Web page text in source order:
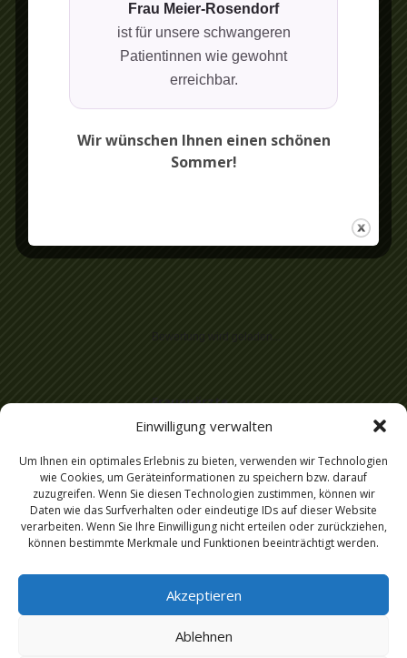
Einwilligung verwalten
Um Ihnen ein optimales Erlebnis zu bieten, verwenden wir Technologien
wie Cookies, um Geräteinformationen zu speichern bzw. darauf
zuzugreifen. Wenn Sie diesen Technologien zustimmen, können wir
Daten wie das Surfverhalten oder eindeutige IDs auf dieser Website
verarbeiten. Wenn Sie Ihre Einwilligung nicht erteilen oder zurückziehen,
können bestimmte Merkmale und Funktionen beeinträchtigt werden.
Akzeptieren
Ablehnen
Frau Dr. med. Christiane Sperschneider
07768 Kahla
Bewertung wird geladen...
Frauenärzte
in Kahla
Frau Meier-Rosendorf
ist für unsere schwangeren
Patientinnen wie gewohnt
erreichbar.
Wir wünschen Ihnen einen schönen
Sommer!